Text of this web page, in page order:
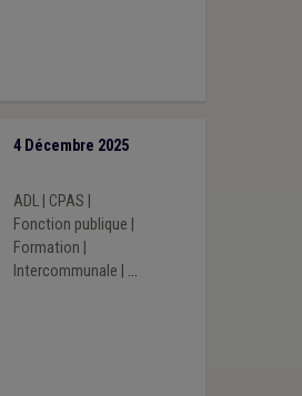
4 Décembre 2025
ADL| CPAS
Fonction publique
Formation
Intercommunale
...